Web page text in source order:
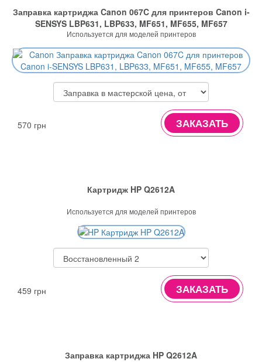
Заправка картриджа Canon 067C для принтеров Canon i-
SENSYS LBP631, LBP633, MF651, MF655, MF657
Используется для моделей принтеров
570 грн ЗАКАЗАТЬ
Картридж HP Q2612A
Используется для моделей принтеров
459 грн ЗАКАЗАТЬ
Заправка картриджа HP Q2612A